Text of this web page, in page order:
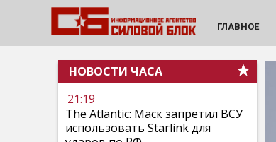
ГЛАВНОЕ
НОВОСТИ ЧАСА
21:19
The Atlantic: Маск запретил ВСУ
использовать Starlink для